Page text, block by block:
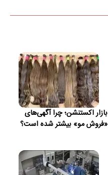
بازار اکستنشن؛ چرا آگهی‌های
«فروش مو» بیشتر شده است؟